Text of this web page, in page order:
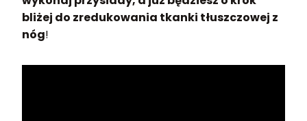
bliżej do zredukowania tkanki tłuszczowej z
nóg!